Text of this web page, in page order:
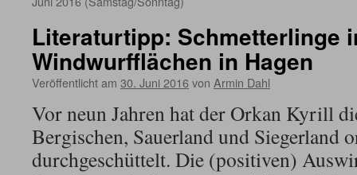
Literaturtipp: Schmetterlinge
Windwurfflächen in Hagen
Veröffentlicht am 30. Juni 2016von Armin Dahl
Vor neun Jahren hat der Orkan Kyrill
Bergischen, Sauerland und Siegerland
durchgeschüttelt. Die (positiven)